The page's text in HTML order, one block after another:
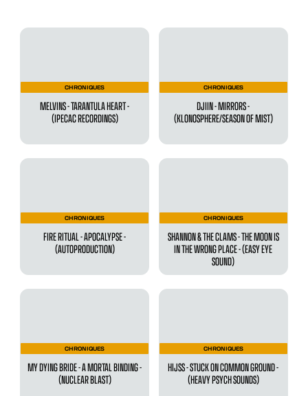
CHRONIQUES
MELVINS - TARANTULA HEART -
(IPECAC RECORDINGS)
CHRONIQUES
DJIIN - MIRRORS -
(KLONOSPHERE/SEASON OF MIST)
CHRONIQUES
FIRE RITUAL - APOCALYPSE -
(AUTOPRODUCTION)
CHRONIQUES
SHANNON & THE CLAMS - THE MOON IS
IN THE WRONG PLACE - (EASY EYE
SOUND)
CHRONIQUES
MY DYING BRIDE - A MORTAL BINDING -
(NUCLEAR BLAST)
CHRONIQUES
HIJSS - STUCK ON COMMON GROUND -
(HEAVY PSYCH SOUNDS)